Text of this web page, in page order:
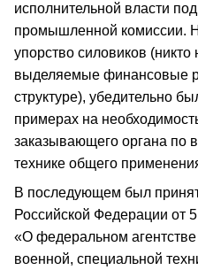
исполнительной власти
промышленной комиссии.
упорство силовиков (никто
выделяемые финансовые
структуре), убедительно
примерах на
заказывающего органа по
технике общего
В последующем был
Российской Федерации от
«О федеральном
военной, специальной